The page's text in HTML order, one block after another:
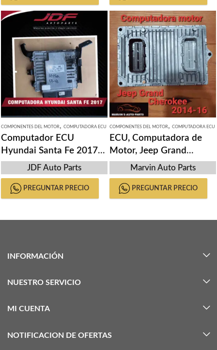
COMPONENTES DEL MOTOR , COMPUTADORA ECU
Computador ECU
Hyundai Santa Fe 2017-
18
JDF Auto Parts
PREGUNTAR PRECIO
COMPONENTES DEL MOTOR , COMPUTADORA ECU
ECU, Computadora de
Motor, Jeep Grand
Cherokee 2014-2016
Marvin Auto Parts
PREGUNTAR PRECIO
INFORMACIÓN
NUESTRO SERVICIO
MI CUENTA
NOTIFICACION DE OFERTAS